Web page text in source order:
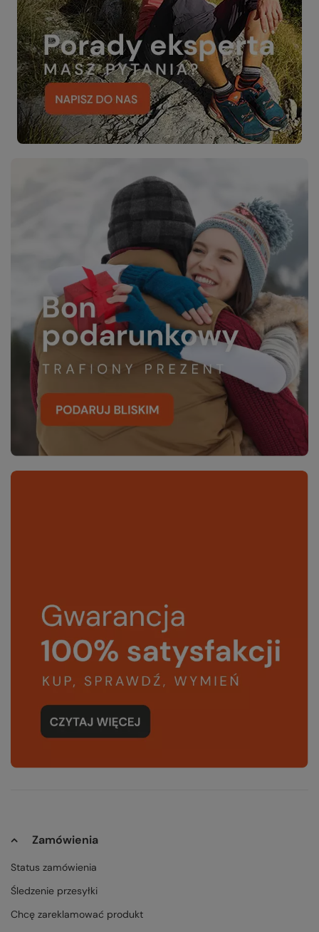
Zamówienia
Status zamówienia
Śledzenie przesyłki
Chcę zareklamować produkt